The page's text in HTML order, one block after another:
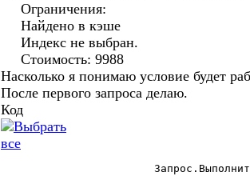
Ограничения:
Найдено в кэше
Индекс не выбран.
Стоимость: 9988
Насколько я понимаю условие будет
После первого запроса делаю.
Код